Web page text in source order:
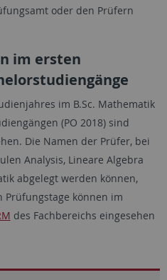
oder den Prüfern
im ersten
im B.Sc. Mathematik
(PO 2018) sind
Die Namen der Prüfer, bei
Analysis, Lineare Algebra
abgelegt werden können,
Prüfungstage können im
des Fachbereichs eingesehen